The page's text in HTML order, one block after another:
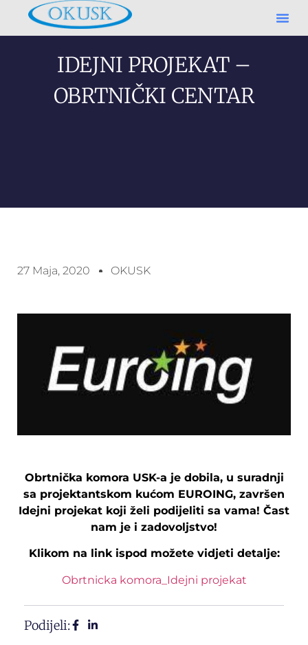
IDEJNI PROJEKAT –
OBRTNIČKI CENTAR
27 Maja, 2020 OKUSK
Obrtnička komora USK-a je dobila, u suradnji
sa projektantskom kućom EUROING, završen
Idejni projekat koji želi podijeliti sa vama! Čast
nam je i zadovoljstvo!
Klikom na link ispod možete vidjeti detalje:
Obrtnicka komora_Idejni projekat
Podijeli: